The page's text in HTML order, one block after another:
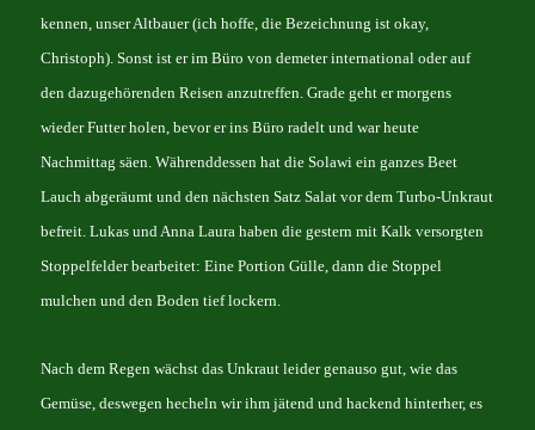
kennen, unser Altbauer (ich hoffe, die Bezeichnung ist okay,
Christoph). Sonst ist er im Büro von demeter international oder auf
den dazugehörenden Reisen anzutreffen. Grade geht er morgens
wieder Futter holen, bevor er ins Büro radelt und war heute
Nachmittag säen. Währenddessen hat die Solawi ein ganzes Beet
Lauch abgeräumt und den nächsten Satz Salat vor dem Turbo-Unkraut
befreit. Lukas und Anna Laura haben die gestern mit Kalk versorgten
Stoppelfelder bearbeitet: Eine Portion Gülle, dann die Stoppel
mulchen und den Boden tief lockern.
Nach dem Regen wächst das Unkraut leider genauso gut, wie das
Gemüse, deswegen hecheln wir ihm jätend und hackend hinterher, es